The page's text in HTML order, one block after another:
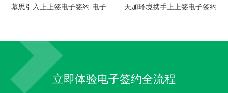
慕思引入上上签电子签约 电子
天加环境携手上上签电子签约
立即体验电子签约全流程